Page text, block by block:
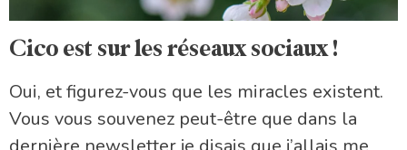
Cico est sur les réseaux sociaux !
Oui, et figurez-vous que les miracles existent.
Vous vous souvenez peut-être que dans la